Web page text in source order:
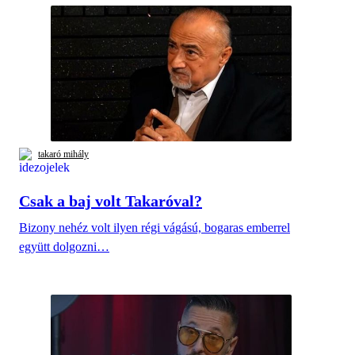
takaró mihály
Csak a baj volt Takaróval?
Bizony nehéz volt ilyen régi vágású, bogaras emberrel
együtt dolgozni…